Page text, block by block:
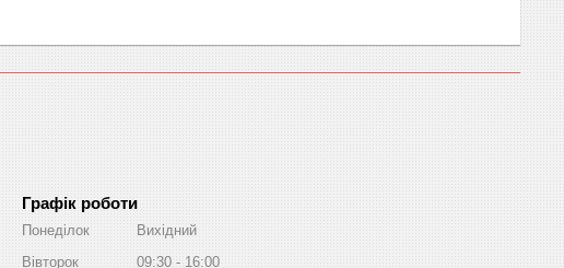
Графік роботи
Понеділок
Вихідний
Вівторок
09:30
16:00